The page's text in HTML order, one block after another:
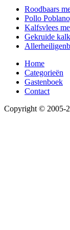
Roodbaars
Pollo
Kalfsvlees
Gekruide
Home
Categorieën
Gastenboek
Contact
Copyright © 2005-